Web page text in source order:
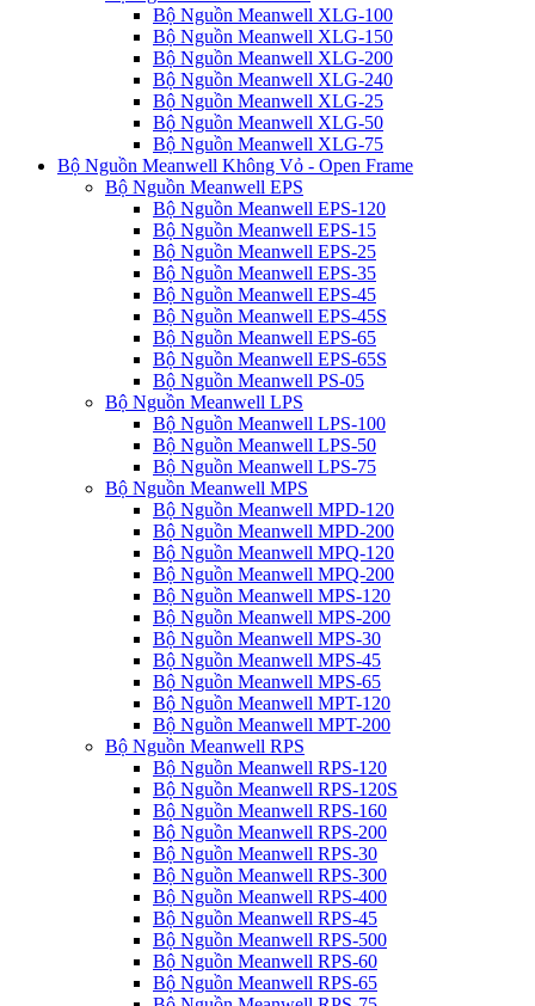
Bộ Nguồn Meanwell XLG-100
Bộ Nguồn Meanwell XLG-150
Bộ Nguồn Meanwell XLG-200
Bộ Nguồn Meanwell XLG-240
Bộ Nguồn Meanwell XLG-25
Bộ Nguồn Meanwell XLG-50
Bộ Nguồn Meanwell XLG-75
Bộ Nguồn Meanwell Không Vỏ - Open Frame
Bộ Nguồn Meanwell EPS
Bộ Nguồn Meanwell EPS-120
Bộ Nguồn Meanwell EPS-15
Bộ Nguồn Meanwell EPS-25
Bộ Nguồn Meanwell EPS-35
Bộ Nguồn Meanwell EPS-45
Bộ Nguồn Meanwell EPS-45S
Bộ Nguồn Meanwell EPS-65
Bộ Nguồn Meanwell EPS-65S
Bộ Nguồn Meanwell PS-05
Bộ Nguồn Meanwell LPS
Bộ Nguồn Meanwell LPS-100
Bộ Nguồn Meanwell LPS-50
Bộ Nguồn Meanwell LPS-75
Bộ Nguồn Meanwell MPS
Bộ Nguồn Meanwell MPD-120
Bộ Nguồn Meanwell MPD-200
Bộ Nguồn Meanwell MPQ-120
Bộ Nguồn Meanwell MPQ-200
Bộ Nguồn Meanwell MPS-120
Bộ Nguồn Meanwell MPS-200
Bộ Nguồn Meanwell MPS-30
Bộ Nguồn Meanwell MPS-45
Bộ Nguồn Meanwell MPS-65
Bộ Nguồn Meanwell MPT-120
Bộ Nguồn Meanwell MPT-200
Bộ Nguồn Meanwell RPS
Bộ Nguồn Meanwell RPS-120
Bộ Nguồn Meanwell RPS-120S
Bộ Nguồn Meanwell RPS-160
Bộ Nguồn Meanwell RPS-200
Bộ Nguồn Meanwell RPS-30
Bộ Nguồn Meanwell RPS-300
Bộ Nguồn Meanwell RPS-400
Bộ Nguồn Meanwell RPS-45
Bộ Nguồn Meanwell RPS-500
Bộ Nguồn Meanwell RPS-60
Bộ Nguồn Meanwell RPS-65